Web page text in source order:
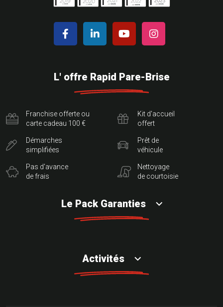
L' offre Rapid Pare-Brise
Franchise offerte ou
carte cadeau 100 €
Démarches
simplifiées
Pas d'avance
de frais
Kit d'accueil
offert
Prêt de
véhicule
Nettoyage
de courtoisie
Le Pack Garanties
Activités